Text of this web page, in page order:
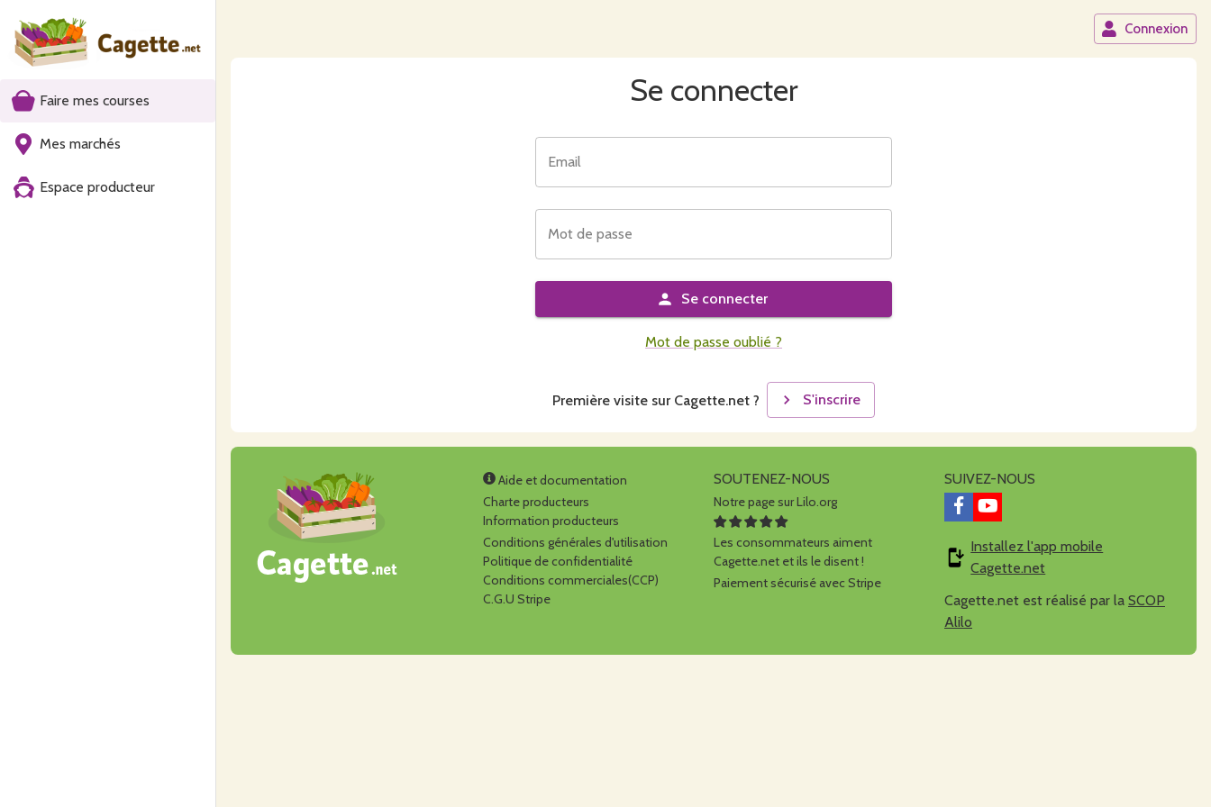
Faire mes courses
Mes marchés
Espace producteur
Connexion
Se connecter
Email
Mot de passe
Se connecter
Mot de passe oublié ?
Première visite sur Cagette.net ? S'inscrire
Aide et documentation
Charte producteurs
Information producteurs
Conditions générales d'utilisation
Politique de confidentialité
Conditions commerciales(CCP)
C.G.U Stripe
SOUTENEZ-NOUS
Notre page sur Lilo.org
Les consommateurs aiment
Cagette.net et ils le disent !
Paiement sécurisé avec Stripe
SUIVEZ-NOUS
Installez l'app mobile
Cagette.net
Cagette.net est réalisé par la SCOP
Alilo